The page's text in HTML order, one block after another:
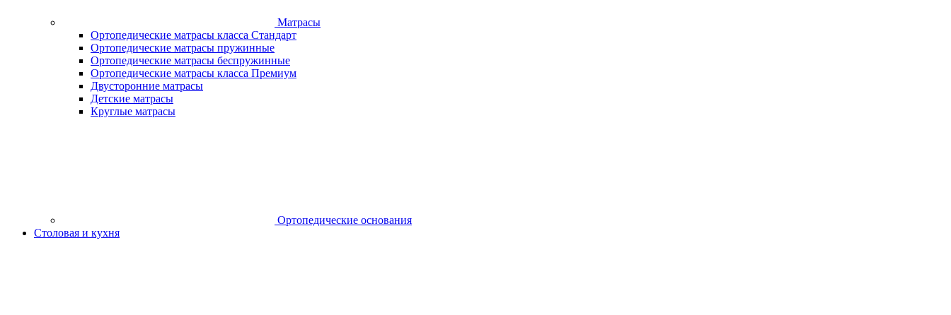
Матрасы
Ортопедические матрасы класса Стандарт
Ортопедические матрасы пружинные
Ортопедические матрасы беспружинные
Ортопедические матрасы класса Премиум
Двусторонние матрасы
Детские матрасы
Круглые матрасы
Ортопедические основания
Столовая и кухня